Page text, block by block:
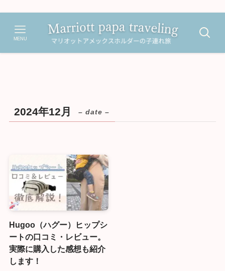
MENU
2024年12月 – date –
Hugoo（ハグー）ヒップシ
ートの口コミ・レビュー。
実際に購入した感想も紹介
します！